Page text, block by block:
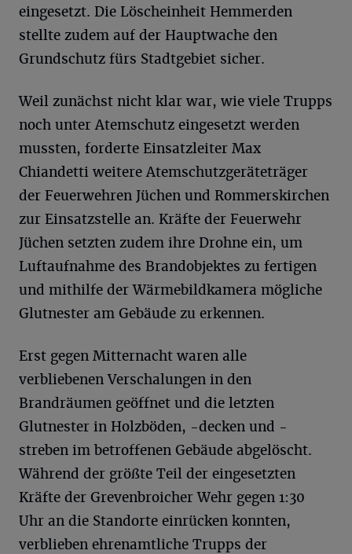
eingesetzt. Die Löscheinheit Hemmerden
stellte zudem auf der Hauptwache den
Grundschutz fürs Stadtgebiet sicher.
Weil zunächst nicht klar war, wie viele Trupps
noch unter Atemschutz eingesetzt werden
mussten, forderte Einsatzleiter Max
Chiandetti weitere Atemschutzgeräteträger
der Feuerwehren Jüchen und Rommerskirchen
zur Einsatzstelle an. Kräfte der Feuerwehr
Jüchen setzten zudem ihre Drohne ein, um
Luftaufnahme des Brandobjektes zu fertigen
und mithilfe der Wärmebildkamera mögliche
Glutnester am Gebäude zu erkennen.
Erst gegen Mitternacht waren alle
verbliebenen Verschalungen in den
Brandräumen geöffnet und die letzten
Glutnester in Holzböden, -decken und -
streben im betroffenen Gebäude abgelöscht.
Während der größte Teil der eingesetzten
Kräfte der Grevenbroicher Wehr gegen 1:30
Uhr an die Standorte einrücken konnten,
verblieben ehrenamtliche Trupps der